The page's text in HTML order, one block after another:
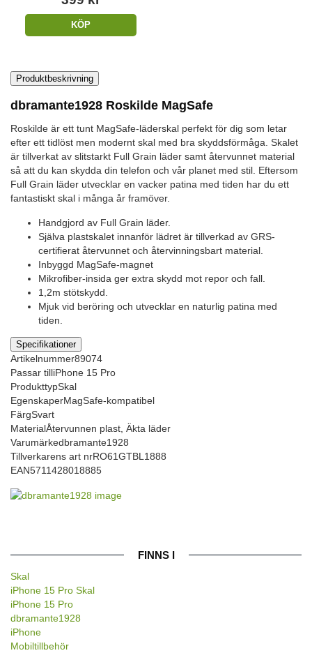
KÖP
Produktbeskrivning
dbramante1928 Roskilde MagSafe
Roskilde är ett tunt MagSafe-läderskal perfekt för dig som letar
efter ett tidlöst men modernt skal med bra skyddsförmåga. Skalet
är tillverkat av slitstarkt Full Grain läder samt återvunnet material
så att du kan skydda din telefon och vår planet med stil. Eftersom
Full Grain läder utvecklar en vacker patina med tiden har du ett
fantastiskt skal i många år framöver.
Handgjord av Full Grain läder.
Själva plastskalet innanför lädret är tillverkad av GRS-
certifierat återvunnet och återvinningsbart material.
Inbyggd MagSafe-magnet
Mikrofiber-insida ger extra skydd mot repor och fall.
1,2m stötskydd.
Mjuk vid beröring och utvecklar en naturlig patina med
tiden.
Specifikationer
Artikelnummer89074
Passar tilliPhone 15 Pro
ProdukttypSkal
EgenskaperMagSafe-kompatibel
FärgSvart
MaterialÅtervunnen plast, Äkta läder
Varumärkedbramante1928
Tillverkarens art nrRO61GTBL1888
EAN5711428018885
FINNS I
Skal
iPhone 15 Pro Skal
iPhone 15 Pro
dbramante1928
iPhone
Mobiltillbehör